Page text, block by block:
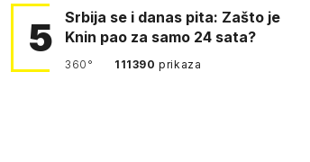
5
Srbija se i danas pita: Zašto je
Knin pao za samo 24 sata?
360° 111390prikaza